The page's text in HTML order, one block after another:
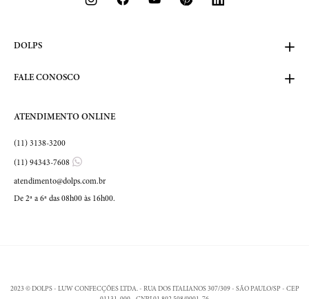
DOLPS
FALE CONOSCO
ATENDIMENTO ONLINE
(11) 3138-3200
(11) 94343-7608
atendimento@dolps.com.br
De 2ª a 6ª das 08h00 às 16h00.
2023 © DOLPS - LUW CONFECÇÕES LTDA. - RUA DOS ITALIANOS 307/309 - SÃO PAULO/SP - CEP